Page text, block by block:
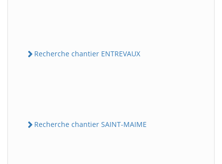
Recherche chantier ENTREVAUX
Recherche chantier SAINT-MAIME